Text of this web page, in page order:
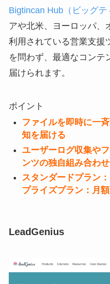
Bigtincan Hub（ビッグテ
アや北米、ヨーロッパ、
利用されている営業支援
を問わず、最適なコンテ
届けられます。
ポイント
ファイルを即時に一
知を届ける
ユーザーログ収集や
ンツの独自組み合わ
スタンダードプラン
プライズプラン：月
LeadGenius